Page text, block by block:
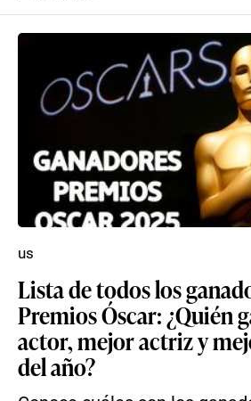
Lista de todos los
Premios Óscar: ¿Quién
actor, mejor actriz y
del año?
us